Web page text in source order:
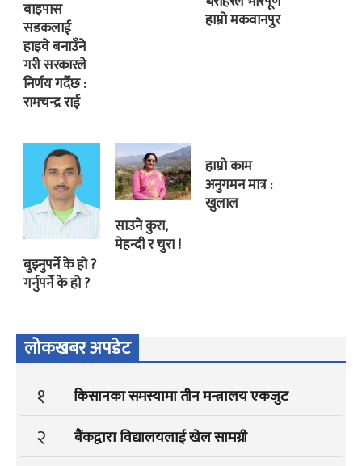
बाइपास
सडकलाई
हाइवे बनाउँने
गरी सरकारले
निर्णय गर्दैछ :
रामचन्द्र राई
हाम्रो मकवानपुर
बुझ्नुपर्ने के हो ?
गर्नुपर्ने के हो ?
साउने कुरा,
मेहन्दी र चुरा !
हाम्रो काम
अनुगमन मात्र :
खुलाल
लोकखबर अपडेट
१ किसानका समस्यामा तीन मन्त्रालय एकजुट
२ बैंकद्वारा विद्यालयलाई खेल सामग्री